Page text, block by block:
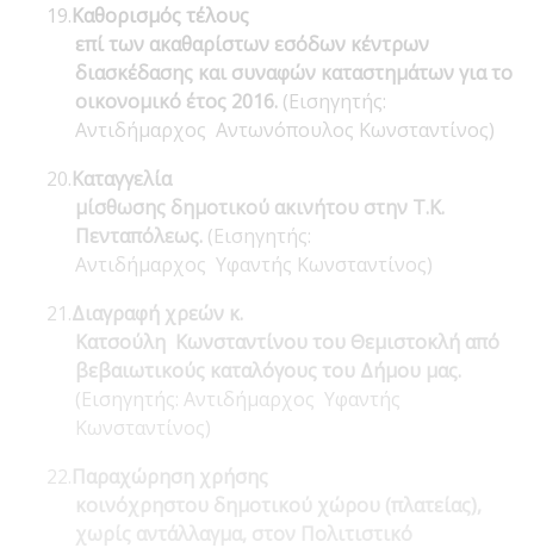
19.Καθορισμός τέλους
επί των ακαθαρίστων εσόδων κέντρων
διασκέδασης και συναφών καταστημάτων για το
οικονομικό έτος 2016. (Εισηγητής:
Αντιδήμαρχος Αντωνόπουλος Κωνσταντίνος)
20.Καταγγελία
μίσθωσης δημοτικού ακινήτου στην Τ.Κ.
Πενταπόλεως. (Εισηγητής:
Αντιδήμαρχος Υφαντής Κωνσταντίνος)
21.Διαγραφή χρεών κ.
Κατσούλη Κωνσταντίνου του Θεμιστοκλή από
βεβαιωτικούς καταλόγους του Δήμου μας.
(Εισηγητής: Αντιδήμαρχος Υφαντής
Κωνσταντίνος)
22.Παραχώρηση χρήσης
κοινόχρηστου δημοτικού χώρου (πλατείας),
χωρίς αντάλλαγμα, στον Πολιτιστικό